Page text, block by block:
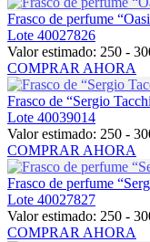
Frasco de perfume
Lote 40027826
Valor estimado: 250 -
COMPRAR AHORA
Frasco de “Sergio
Lote 40039014
Valor estimado: 250 -
COMPRAR AHORA
Frasco de perfume
Lote 40027827
Valor estimado: 250 -
COMPRAR AHORA